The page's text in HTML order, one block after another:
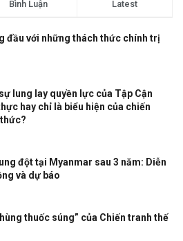
Bình Luận Latest
đầu với những thách thức chính trị
lung lay quyền lực của Tập Cận
hay chỉ là biểu hiện của chiến
đột tại Myanmar sau 3 năm: Diễn
và dự báo
thuốc súng” của Chiến tranh thế